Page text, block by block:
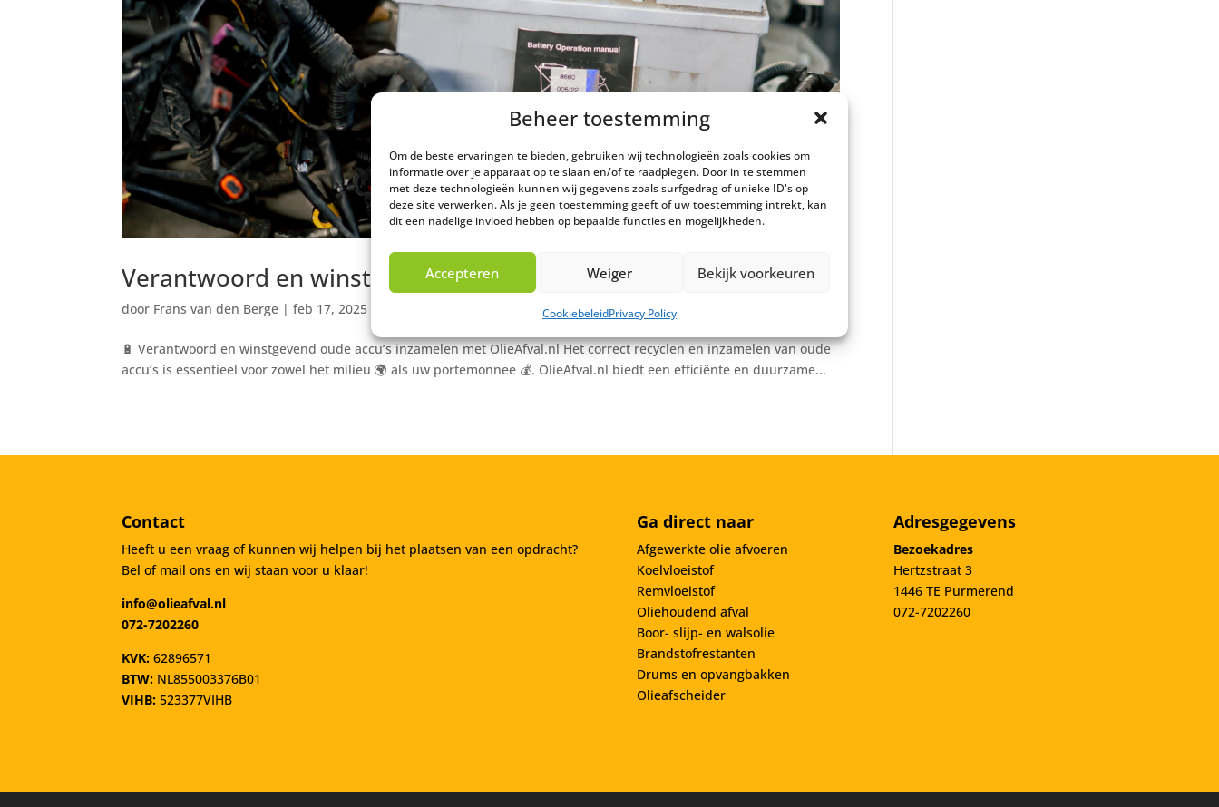
Beheer toestemming
Om de beste ervaringen te bieden, gebruiken wij technologieën zoals cookies om
informatie over je apparaat op te slaan en/of te raadplegen. Door in te stemmen
met deze technologieën kunnen wij gegevens zoals surfgedrag of unieke ID's op
deze site verwerken. Als je geen toestemming geeft of uw toestemming intrekt, kan
dit een nadelige invloed hebben op bepaalde functies en mogelijkheden.
Accepteren Weiger Bekijk voorkeuren
CookiebeleidPrivacy Policy
Verantwoord en winstgevend oude accu’s inzamelen
door Frans van den Berge |feb 17, 2025
🔋 Verantwoord en winstgevend oude accu’s inzamelen met OlieAfval.nl Het correct recyclen en inzamelen van oude
accu’s is essentieel voor zowel het milieu 🌍 als uw portemonnee 💰. OlieAfval.nl biedt een efficiënte en duurzame...
Contact
Heeft u een vraag of kunnen wij helpen bij het plaatsen van een opdracht?
Bel of mail ons en wij staan voor u klaar!
info@olieafval.nl
072-7202260
KVK:62896571
BTW: NL855003376B01
VIHB: 523377VIHB
Ga direct naar
Afgewerkte olie afvoeren
Koelvloeistof
Remvloeistof
Oliehoudend afval
Boor- slijp- en walsolie
Brandstofrestanten
Drums en opvangbakken
Olieafscheider
Adresgegevens
Bezoekadres
Hertzstraat 3
1446 TE Purmerend
072-7202260